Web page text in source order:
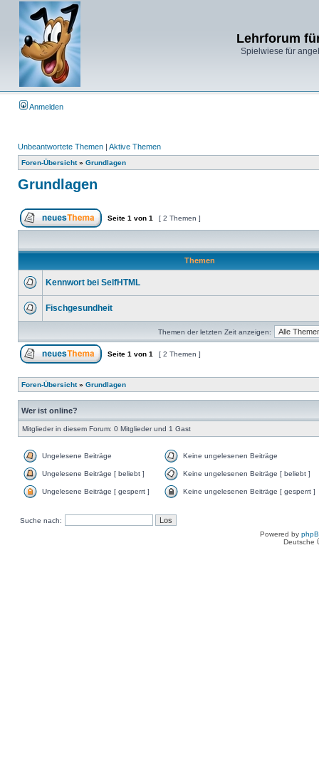
Lehrforum
Spielwiese für
Anmelden
Unbeantwortete Themen | Aktive Themen
Foren-Übersicht» Grundlagen
Grundlagen
Seite 1 von 1 [ 2 Themen ]
Themen
Kennwort bei SelfHTML
Fischgesundheit
Themen der letzten Zeit anzeigen:
Seite 1 von 1 [ 2 Themen ]
Foren-Übersicht» Grundlagen
Wer ist online?
Mitglieder in diesem Forum: 0 Mitglieder und 1 Gast
Ungelesene Beiträge Keine ungelesenen Beiträge
Ungelesene Beiträge [ beliebt ] Keine ungelesenen Beiträge [ beliebt ]
Ungelesene Beiträge [ gesperrt ] Keine ungelesenen Beiträge [ gesperrt ]
Suche nach:
Powered by
Deutsche